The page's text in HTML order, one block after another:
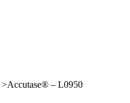
>Accutase® – L0950